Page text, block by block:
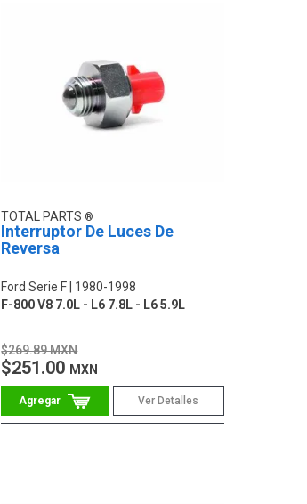
TOTAL PARTS
Interruptor De Luces De
Reversa
Ford Serie F
1980-1998
F-800 V8 7.0L - L6 7.8L - L6 5.9L
$269.89 MXN
$251.00 MXN
Ver Detalles